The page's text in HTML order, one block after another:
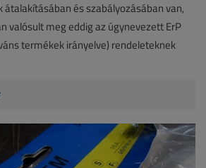
és szabályozásában van,
valósult meg eddig az úgynevezett ErP
termékek irányelve) rendeleteknek